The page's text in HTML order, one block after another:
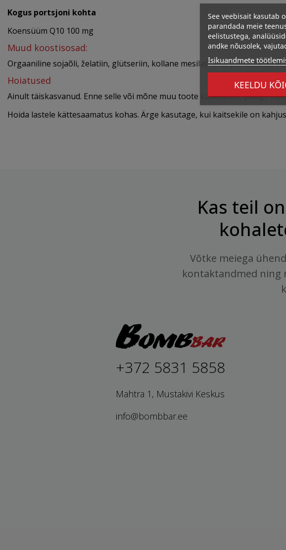
Kogus portsjoni kohta
Koensüüm Q10 100 mg
Muud koostisosad:
Orgaaniline sojaõli, želatiin, glütseriin, kollane mesilasvaha, puhastatud
Hoiatused
Ainult täiskasvanud. Enne selle või mõne muu toote kasutamist pidage
Hoida lastele kättesaamatus kohas. Ärge kasutage, kui kaitsekile on
Kas teil on
Võtke meiega
kontaktandmed ning
+372 5831 5858
Mahtra 1, Mustakivi Keskus
info@bombbar.ee
See veebisait kasutab
parandada meie
eelistustega,
andke nõusolek,
Isikuandmete
KEELDU